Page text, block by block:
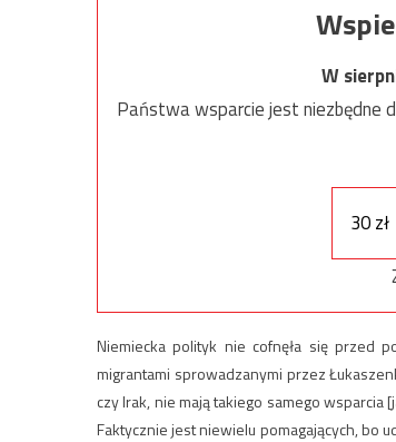
W
Państwa wsparcie jest niezbędne
30 zł
Niemiecka polityk nie cofnęła się przed
migrantami sprowadzanymi przez
czy Irak, nie mają takiego samego
Faktycznie jest niewielu pomagających, bo